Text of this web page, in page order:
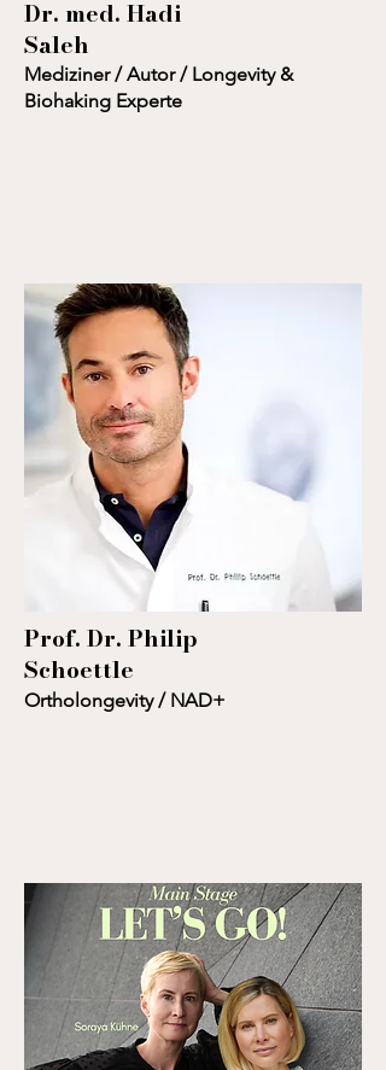
Dr. med. Hadi
Saleh
Mediziner / Autor / Longevity &
Biohaking Experte
Prof. Dr. Philip
Schoettle
Ortholongevity / NAD+